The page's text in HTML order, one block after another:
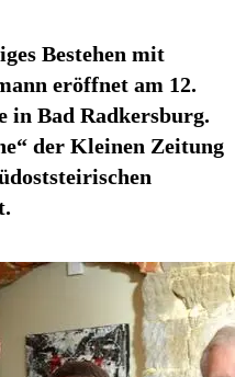
Bestehen mit
eröffnet am 12.
in Bad Radkersburg.
der Kleinen Zeitung